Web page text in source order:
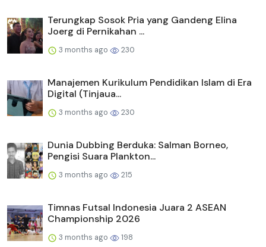
Terungkap Sosok Pria yang Gandeng Elina
Joerg di Pernikahan ...
3 months ago 230
Manajemen Kurikulum Pendidikan Islam di Era
Digital (Tinjaua...
3 months ago 230
Dunia Dubbing Berduka: Salman Borneo,
Pengisi Suara Plankton...
3 months ago 215
Timnas Futsal Indonesia Juara 2 ASEAN
Championship 2026
3 months ago 198